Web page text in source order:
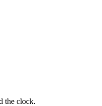
the clock.